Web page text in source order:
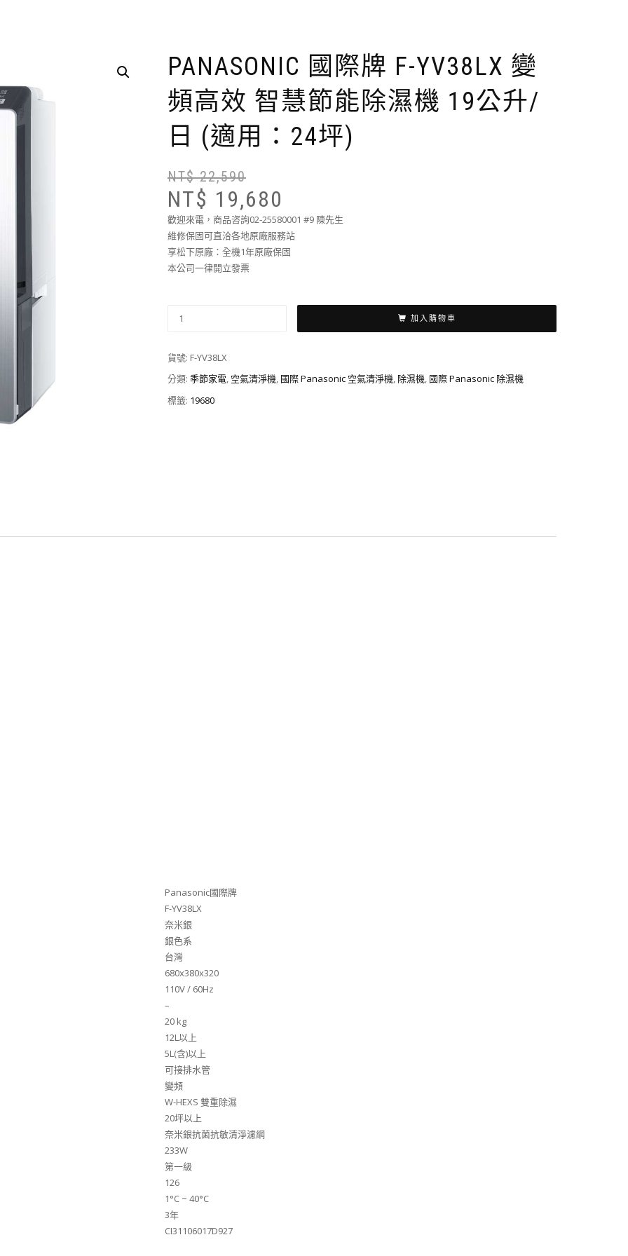
PANASONIC 國際牌 F-YV38LX 變
頻高效 智慧節能除濕機 19公升/
日 (適用：24坪)
NT$22,590
NT$ 19,680
歡迎來電，商品咨詢02-25580001 #9 陳先生
維修保固可直洽各地原廠服務站
享松下原廠：全機1年原廠保固
本公司一律開立發票
加入購物車
貨號: F-YV38LX
分類: 季節家電, 空氣清淨機, 國際 Panasonic 空氣清淨機, 除濕機, 國際 Panasonic 除濕機
標籤: 19680
Panasonic國際牌
F-YV38LX
奈米銀
銀色系
台灣
680x380x320
110V / 60Hz
–
20 kg
12L以上
5L(含)以上
可接排水管
變頻
W-HEXS 雙重除濕
20坪以上
奈米銀抗菌抗敏清淨濾網
233W
第一級
126
1°C ~ 40°C
3年
CI31106017D927